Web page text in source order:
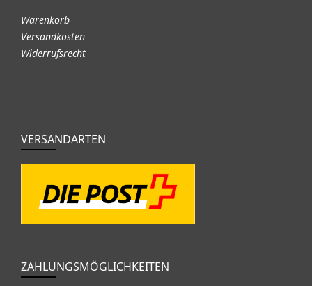
Warenkorb
Versandkosten
Widerrufsrecht
VERSANDARTEN
ZAHLUNGSMÖGLICHKEITEN